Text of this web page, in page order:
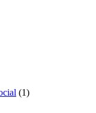
(1)